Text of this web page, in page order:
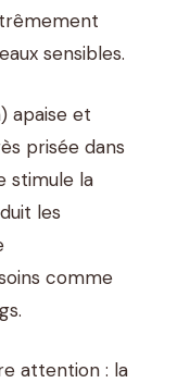
sensibles.
apaise et
prisée dans
stimule la
les
comme
attention : la